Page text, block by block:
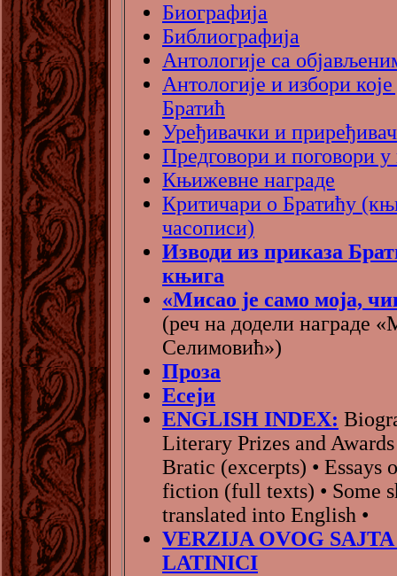
Биографија
Библиографија
Антологије са
Антологије и избори
Братић
Уређивачки и
Предговори и поговори
Књижевне награде
Критичари о Братићу
часописи)
Изводи из приказа
књига
«Мисао је само моја,
(реч на додели награде
Селимовић»)
Проза
Есеји
ENGLISH INDEX:
Literary Prizes and
Bratic (excerpts) • Essays
fiction (full texts) • Some
translated into English •
VERZIJA OVOG
LATINICI